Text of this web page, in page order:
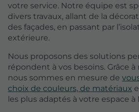
votre service. Notre équipe est
divers travaux, allant de la
des façades, en passant par
extérieure.
Nous proposons des solutions
répondent à vos besoins. Grâce
nous sommes en mesure de
choix de couleurs, de matériaux
les plus adaptés à votre espace à